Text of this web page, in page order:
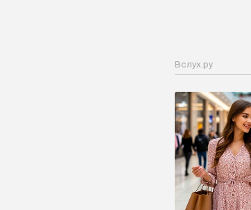
Вслух.ру